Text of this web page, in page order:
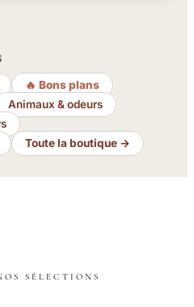
🔥 Bons plans
Animaux & odeurs
Toute la boutique →
SÉLECTIONS